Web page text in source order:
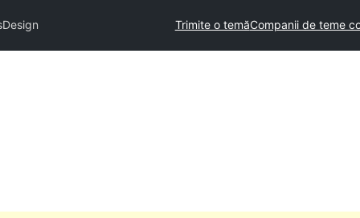
Trimite o temăCompanii de teme